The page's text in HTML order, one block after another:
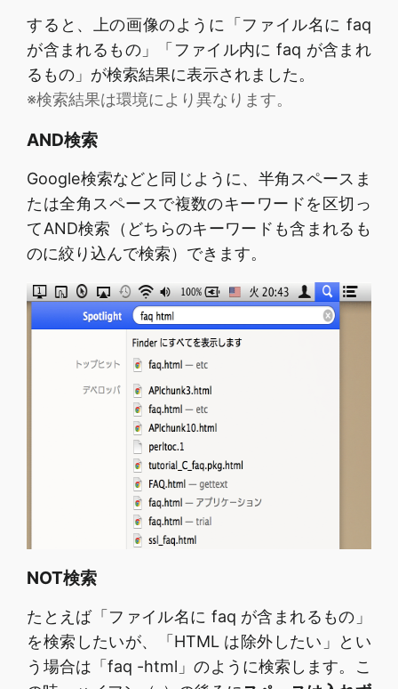
すると、上の画像のように「ファイル名に faq
が含まれるもの」「ファイル内に faq が含まれ
るもの」が検索結果に表示されました。
※検索結果は環境により異なります。
AND検索
Google検索などと同じように、半角スペースま
たは全角スペースで複数のキーワードを区切っ
てAND検索（どちらのキーワードも含まれるも
のに絞り込んで検索）できます。
NOT検索
たとえば「ファイル名に faq が含まれるもの」
を検索したいが、「HTML は除外したい」とい
う場合は「faq -html」のように検索します。こ